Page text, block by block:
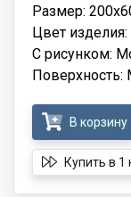
Размер:
Цвет
С рисунком:
Поверхность:
В корзину
Купить в 1